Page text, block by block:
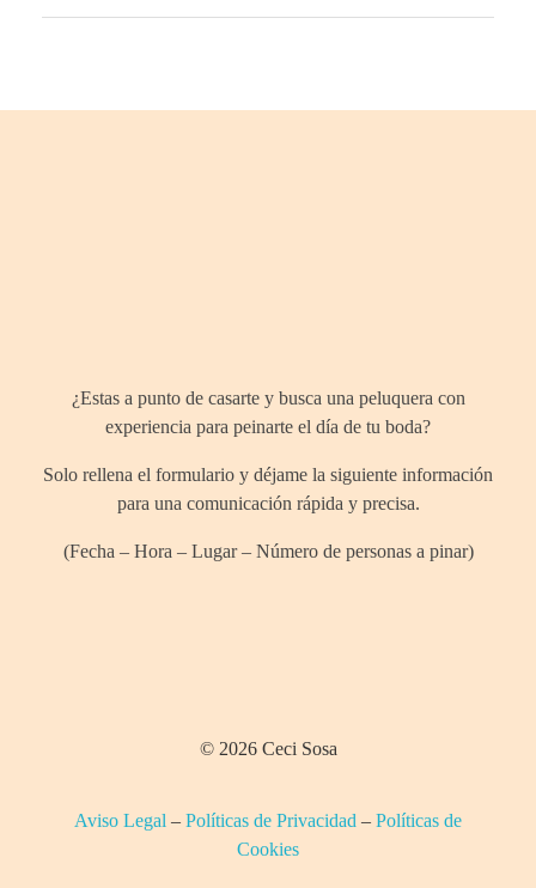
¿Estas a punto de casarte y busca una peluquera con
experiencia para peinarte el día de tu boda?
Solo rellena el formulario y déjame la siguiente información
para una comunicación rápida y precisa.
(Fecha – Hora – Lugar – Número de personas a pinar)
© 2026 Ceci Sosa
Aviso Legal – Políticas de Privacidad – Políticas de
Cookies